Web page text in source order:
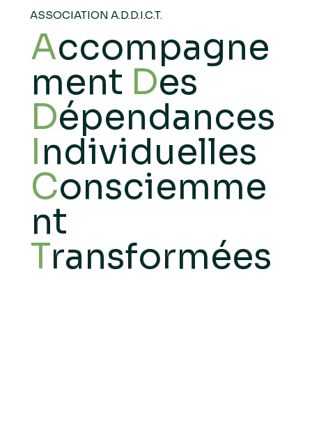
ASSOCIATION A.D.D.I.C.T.
Accompagne
ment Des
Dépendances
Individuelles
Consciemme
nt
Transformées